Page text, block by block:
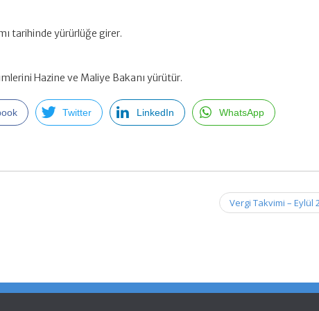
tarihinde yürürlüğe girer.
Hazine ve Maliye Bakanı yürütür.
Twitter LinkedIn WhatsApp
Vergi Takvimi – Eylül